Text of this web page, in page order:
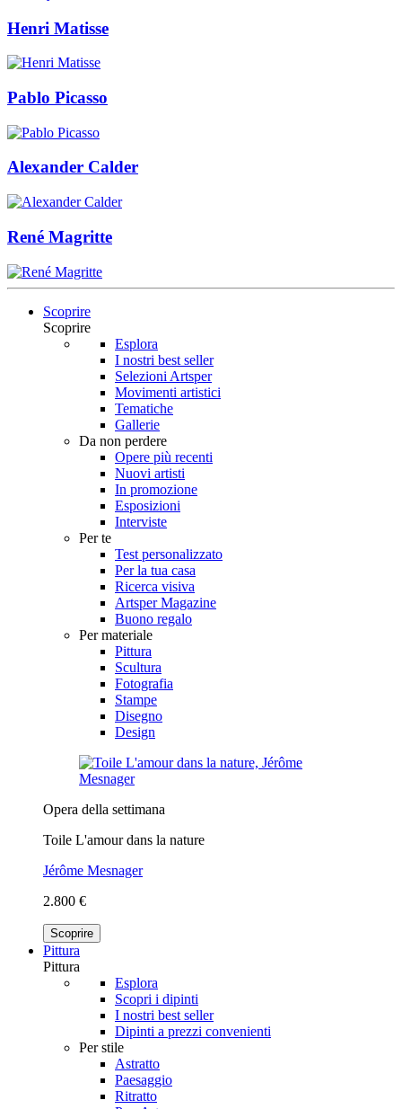
Henri Matisse
Pablo Picasso
Alexander Calder
René Magritte
Scoprire
Scoprire
Esplora
I nostri best seller
Selezioni Artsper
Movimenti artistici
Tematiche
Gallerie
Da non perdere
Opere più recenti
Nuovi artisti
In promozione
Esposizioni
Interviste
Per te
Test personalizzato
Per la tua casa
Ricerca visiva
Artsper Magazine
Buono regalo
Per materiale
Pittura
Scultura
Fotografia
Stampe
Disegno
Design
Opera della settimana
Toile L'amour dans la nature
Jérôme Mesnager
2.800 €
Scoprire
Pittura
Pittura
Esplora
Scopri i dipinti
I nostri best seller
Dipinti a prezzi convenienti
Per stile
Astratto
Paesaggio
Ritratto